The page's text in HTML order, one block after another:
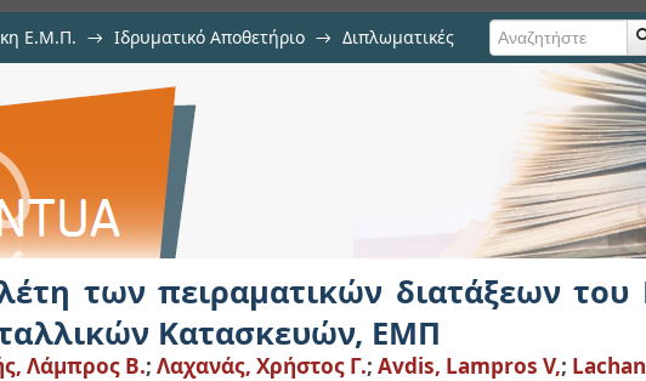
Ε.Μ.Π. → Ιδρυματικό Αποθετήριο → Διπλωματικές
διατάξεων του
των πειραματικών διατάξεων του
Κατασκευών, ΕΜΠ
Λάμπρος Β.; Λαχανάς, Χρήστος Γ.; Avdis, Lampros V,;